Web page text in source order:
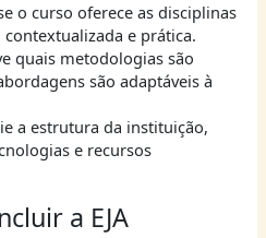
o curso oferece as disciplinas
e prática.
quais metodologias são
são adaptáveis à
a estrutura da instituição,
e recursos
a EJA